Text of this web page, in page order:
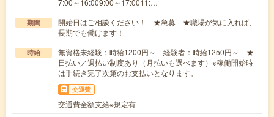
7:00～16:009:00～17:0011:…
期間
開始日はご相談ください！ ★急募 ★職場が気に入れば、
長期でも働けます！
時給
無資格未経験：時給1200円～ 経験者：時給1250円～ ★
日払い／週払い制度あり（月払いも選べます）※稼働開始時
は手続き完了次第のお支払いとなります。
交通費
交通費全額支給※規定有